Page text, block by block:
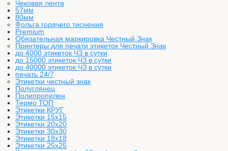
Чековая лента
57мм
80мм
Фольга горячего тиснения
Premium
Обязательная маркировка Честный Знак
Принтеры для печати этикеток Честный Знак
до 4000 этикеток ЧЗ в сутки
до 15000 этикеток ЧЗ в сутки
до 40000 этикеток ЧЗ в сутки
печать 24/7
Этикетки честный знак
Полуглянец
Полипропилен
Термо ТОП
Этикетки КРУГ
Этикетки 15х15
Этикетки 20х20
Этикетки 30х30
Этикетки 18х18
Этикетки 25х25